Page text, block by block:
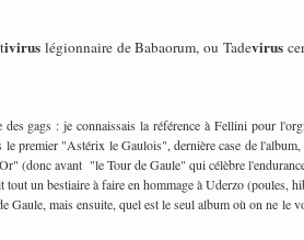
ivirus légionnaire de Babaorum, ou Tadevirus
gags : je connaissais la référence à Fellini pour
premier "Astérix le Gaulois", dernière case de
(donc avant "le Tour de Gaule" qui célèbre
un bestiaire à faire en hommage à Uderzo (poules,
mais ensuite, quel est le seul album où on ne le